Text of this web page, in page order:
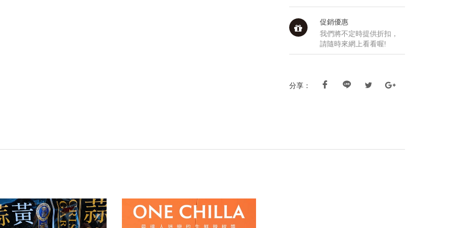
促銷優惠
我們將不定時提供折扣，
請隨時來網上看看喔!
分享：